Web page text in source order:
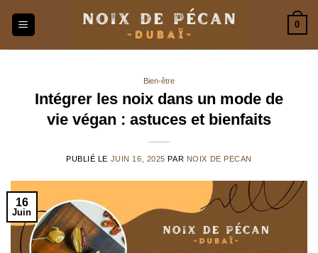
0
Bien-être
Intégrer les noix dans un mode de
vie végan : astuces et bienfaits
PUBLIÉ LE JUIN 16, 2025 PAR NOIX DE PECAN
16
Juin